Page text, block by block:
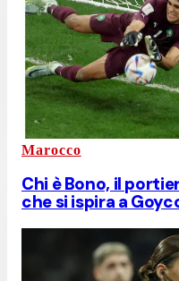
Marocco
Chi è Bono, il
che si ispira a